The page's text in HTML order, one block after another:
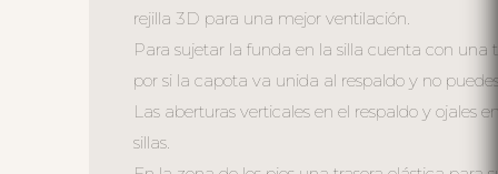
rejilla 3D para una mejor ventilación.
Para sujetar la funda en la silla cuenta con
por si la capota va unida al respaldo y no
Las aberturas verticales en el respaldo y ojales
sillas.